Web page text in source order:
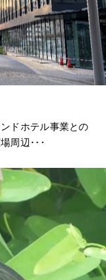
ドホテル事業との
周辺･･･